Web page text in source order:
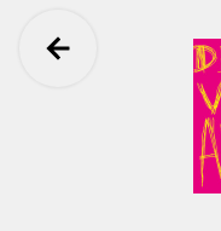
Ga terug